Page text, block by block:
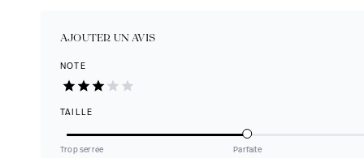
AJOUTER UN AVIS
NOTE
TAILLE
Trop serrée Parfaite